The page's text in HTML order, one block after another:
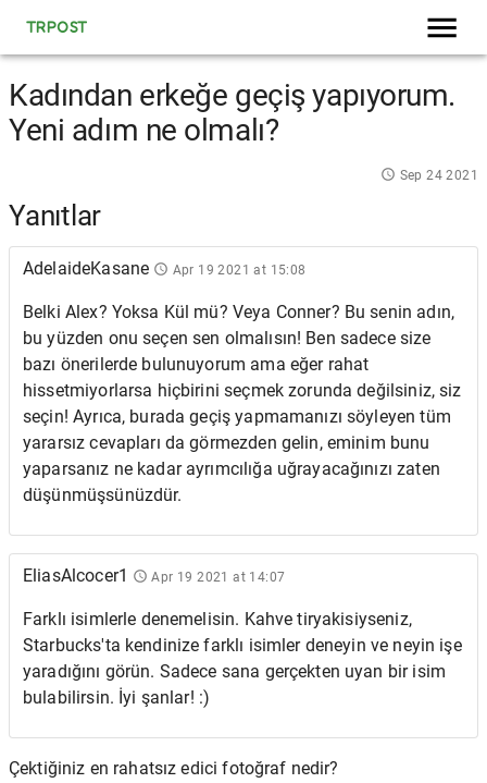
TRPOST
Kadından erkeğe geçiş yapıyorum.
Yeni adım ne olmalı?
Sep 24 2021
Yanıtlar
AdelaideKasane Apr 19 2021 at 15:08
Belki Alex? Yoksa Kül mü? Veya Conner? Bu senin adın,
bu yüzden onu seçen sen olmalısın! Ben sadece size
bazı önerilerde bulunuyorum ama eğer rahat
hissetmiyorlarsa hiçbirini seçmek zorunda değilsiniz, siz
seçin! Ayrıca, burada geçiş yapmamanızı söyleyen tüm
yararsız cevapları da görmezden gelin, eminim bunu
yaparsanız ne kadar ayrımcılığa uğrayacağınızı zaten
düşünmüşsünüzdür.
EliasAlcocer1 Apr 19 2021 at 14:07
Farklı isimlerle denemelisin. Kahve tiryakisiyseniz,
Starbucks'ta kendinize farklı isimler deneyin ve neyin işe
yaradığını görün. Sadece sana gerçekten uyan bir isim
bulabilirsin. İyi şanlar! :)
Çektiğiniz en rahatsız edici fotoğraf nedir?